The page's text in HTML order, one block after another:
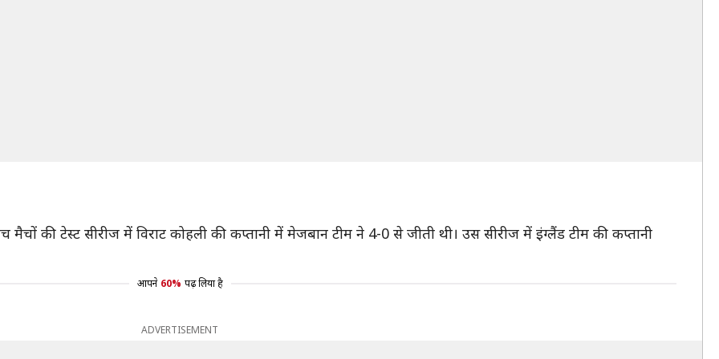
मैचों की टेस्ट सीरीज में विराट कोहली की कप्तानी में मेजबान टीम ने 4-0 से जीती थी। उस सीरीज में इंग्लैंड टीम की कप्तानी
आपने 60% पढ़ लिया है
ADVERTISEMENT